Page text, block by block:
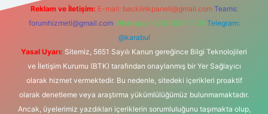
Reklam ve İletişim: E-mail: backlinkpaneli@gmail.com Teams:
forumhizmeti@gmail.com Whatsapp: 0262 606 0 726 Telegram:
@karabul
Yasal Uyarı: Sitemiz, 5651 Sayılı Kanun gereğince Bilgi Teknolojileri
ve İletişim Kurumu (BTK) tarafından onaylanmış bir Yer Sağlayıcı
olarak hizmet vermektedir. Bu nedenle, sitedeki içerikleri proaktif
olarak denetleme veya araştırma yükümlülüğümüz bulunmamaktadır.
Ancak, üyelerimiz yazdıkları içeriklerin sorumluluğunu taşımakta olup,